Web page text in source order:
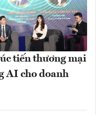
tiến thương mại
AI cho doanh